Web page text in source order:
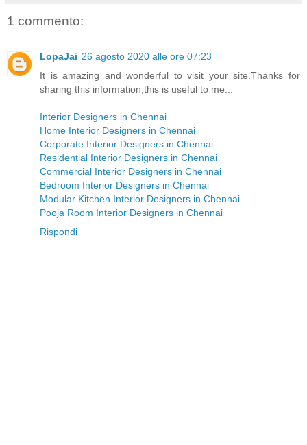
1 commento:
LopaJai 26 agosto 2020 alle ore 07:23
It is amazing and wonderful to visit your site.Thanks for
sharing this information,this is useful to me...
Interior Designers in Chennai
Home Interior Designers in Chennai
Corporate Interior Designers in Chennai
Residential Interior Designers in Chennai
Commercial Interior Designers in Chennai
Bedroom Interior Designers in Chennai
Modular Kitchen Interior Designers in Chennai
Pooja Room Interior Designers in Chennai
Rispondi